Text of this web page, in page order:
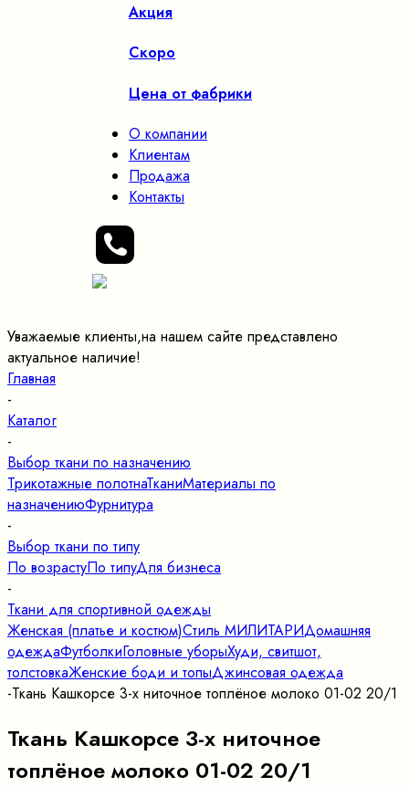
Акция
Скоро
Цена от фабрики
О компании
Клиентам
Продажа
Контакты
Уважаемые клиенты,на нашем сайте представлено
актуальное наличие!
Главная
-
Каталог
-
Выбор ткани по назначению
Трикотажные полотнаТканиМатериалы по
назначениюФурнитура
-
Выбор ткани по типу
По возрастуПо типуДля бизнеса
-
Ткани для спортивной одежды
Женская (платье и костюм)Стиль МИЛИТАРИДомашняя
одеждаФутболкиГоловные уборыХуди, свитшот,
толстовкаЖенские боди и топыДжинсовая одежда
-Ткань Кашкорсе 3-х ниточное топлёное молоко 01-02 20/1
Ткань Кашкорсе 3-х ниточное
топлёное молоко 01-02 20/1